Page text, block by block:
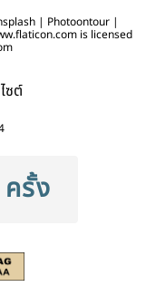
| Photoontour |
is licensed
ซต์
รั้ง